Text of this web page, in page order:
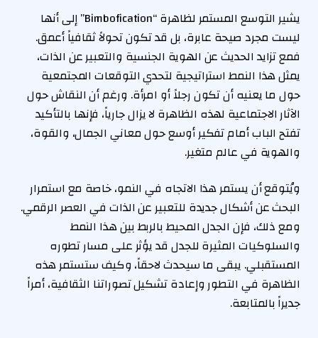
يشير التوسع المستمر لظاهرة “Bimbofication” إلى أنها
ليست مجرد صيحة عابرة، بل قد تكون تحولاً ثقافياً أعمق.
فمع تزايد الحديث عن الهوية الجنسية والتعبير عن الذات،
يمثل هذا النمط استراتيجية لتحدي التوقعات المجتمعية
حول ما يعنيه أن تكون رجلاً أو امرأة. ورغم أن النقاش حول
الآثار الاجتماعية لهذه الظاهرة لا يزال جارياً، فإنها بالتأكيد
تفتح الباب أمام تفكير أوسع حول معاني الجمال، والقوة،
والهوية في عالم متغير.
ويُتوقع أن يستمر هذا الاتجاه في النمو، خاصة مع استمرار
البحث عن أشكال جديدة للتعبير عن الذات في العصر الرقمي.
ومع ذلك، فإن الجدل المحيط بالربط بين هذا النمط
والسلوكيات المثيرة للجدل قد يؤثر على مسار تطوره
المستقبلي. يبقى ما سيحدث لاحقاً، وكيف ستستمر هذه
الظاهرة في التطور وإعادة تشكيل تصوراتنا الثقافية، أمراً
جديراً بالمتابعة.